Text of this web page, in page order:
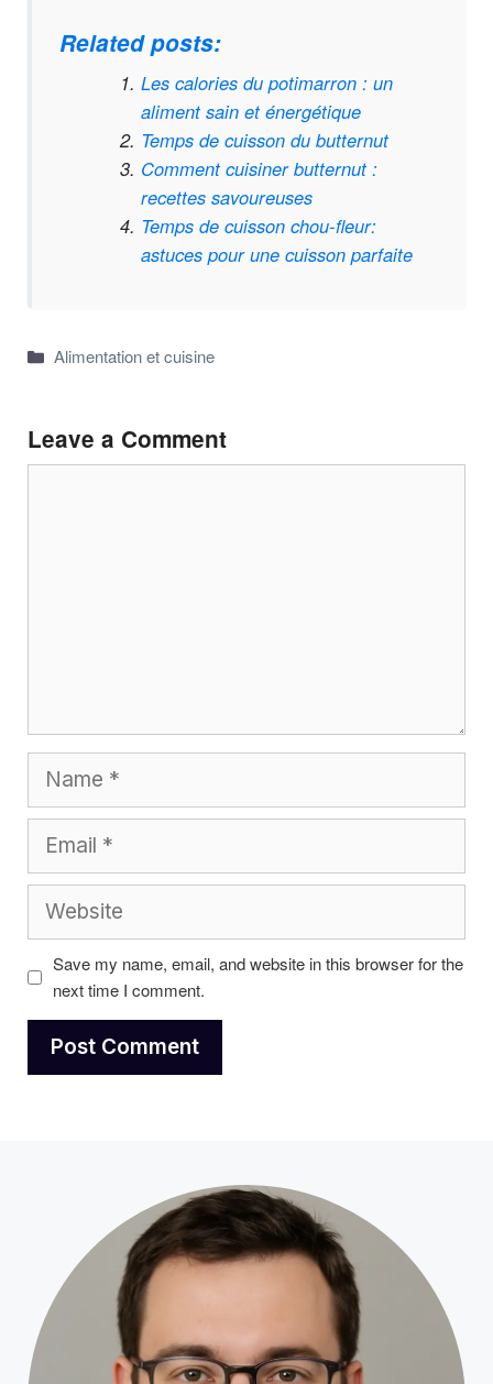
Related posts:
Les calories du potimarron : un
aliment sain et énergétique
Temps de cuisson du butternut
Comment cuisiner butternut :
recettes savoureuses
Temps de cuisson chou-fleur:
astuces pour une cuisson parfaite
Categories
Alimentation et cuisine
Leave a Comment
Save my name, email, and website in this browser for the
next time I comment.